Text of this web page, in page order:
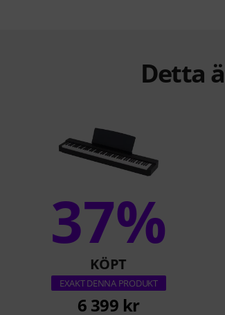
Detta
37%
KÖPT
EXAKT DENNA PRODUKT
6 399 kr